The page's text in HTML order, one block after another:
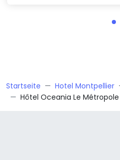
Startseite Hotel Montpellier
Hôtel Oceania Le Métropole